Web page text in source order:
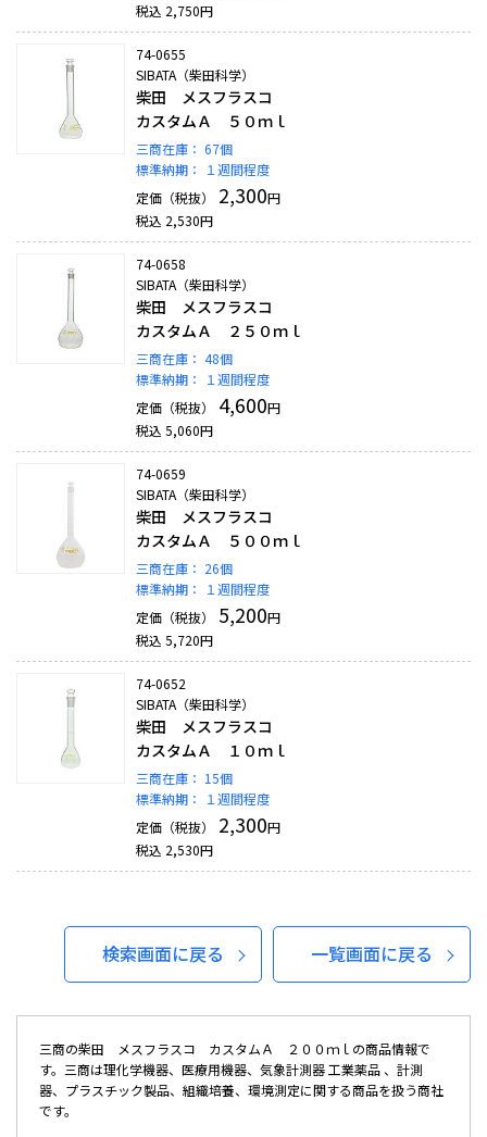
税込 2,750円
74-0655
SIBATA（柴田科学）
柴田 メスフラスコ
カスタムＡ ５０ｍｌ
三商在庫： 67個
標準納期：
１週間程度
定価（税抜）
2,300円
税込 2,530円
74-0658
SIBATA（柴田科学）
柴田 メスフラスコ
カスタムＡ ２５０ｍｌ
三商在庫： 48個
標準納期：
１週間程度
定価（税抜）
4,600円
税込 5,060円
74-0659
SIBATA（柴田科学）
柴田 メスフラスコ
カスタムＡ ５００ｍｌ
三商在庫： 26個
標準納期：
１週間程度
定価（税抜）
5,200円
税込 5,720円
74-0652
SIBATA（柴田科学）
柴田 メスフラスコ
カスタムＡ １０ｍｌ
三商在庫： 15個
標準納期：
１週間程度
定価（税抜）
2,300円
税込 2,530円
検索画面に戻る 一覧画面に戻る
三商の柴田 メスフラスコ カスタムＡ ２００ｍｌの商品情報で
す。三商は理化学機器、医療用機器、気象計測器 工業薬品 、計測
器、プラスチック製品、組織培養、環境測定に関する商品を扱う商社
です。